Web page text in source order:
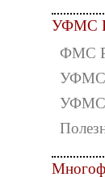
УФМС
ФМС
УФМС
УФМС